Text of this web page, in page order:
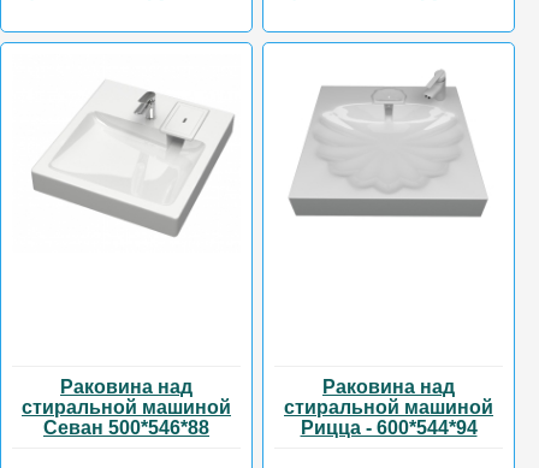
Раковина над
стиральной машиной
Севан 500*546*88
Раковина над
стиральной машиной
Рицца - 600*544*94